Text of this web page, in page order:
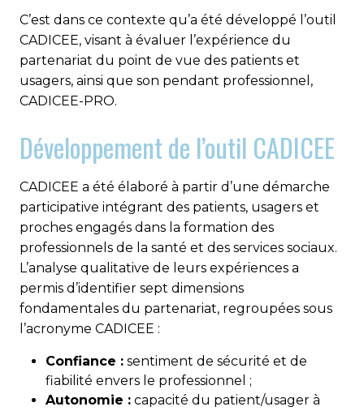
C’est dans ce contexte qu’a été développé l’outil
CADICEE, visant à évaluer l’expérience du
partenariat du point de vue des patients et
usagers, ainsi que son pendant professionnel,
CADICEE-PRO.
Développement de l’outil CADICEE
CADICEE a été élaboré à partir d’une démarche
participative intégrant des patients, usagers et
proches engagés dans la formation des
professionnels de la santé et des services sociaux.
L’analyse qualitative de leurs expériences a
permis d’identifier sept dimensions
fondamentales du partenariat, regroupées sous
l’acronyme CADICEE :
Confiance : sentiment de sécurité et de
fiabilité envers le professionnel ;
Autonomie : capacité du patient/usager à